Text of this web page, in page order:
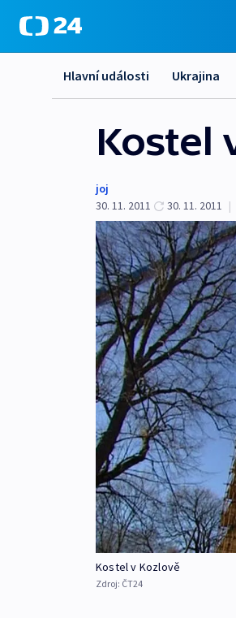
Hlavní události Ukrajina
Kostel
joj
30. 11. 2011
30. 11. 2011 |
Kostel v Kozlově
Zdroj: ČT24